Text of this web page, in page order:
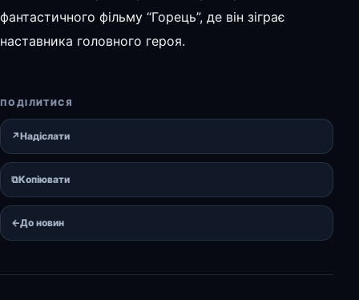
фантастичного фільму “Горець”, де він зіграє
наставника головного героя.
ПОДІЛИТИСЯ
↗Надіслати
⧉Копіювати
←До новин